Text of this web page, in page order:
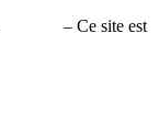
– Ce site est